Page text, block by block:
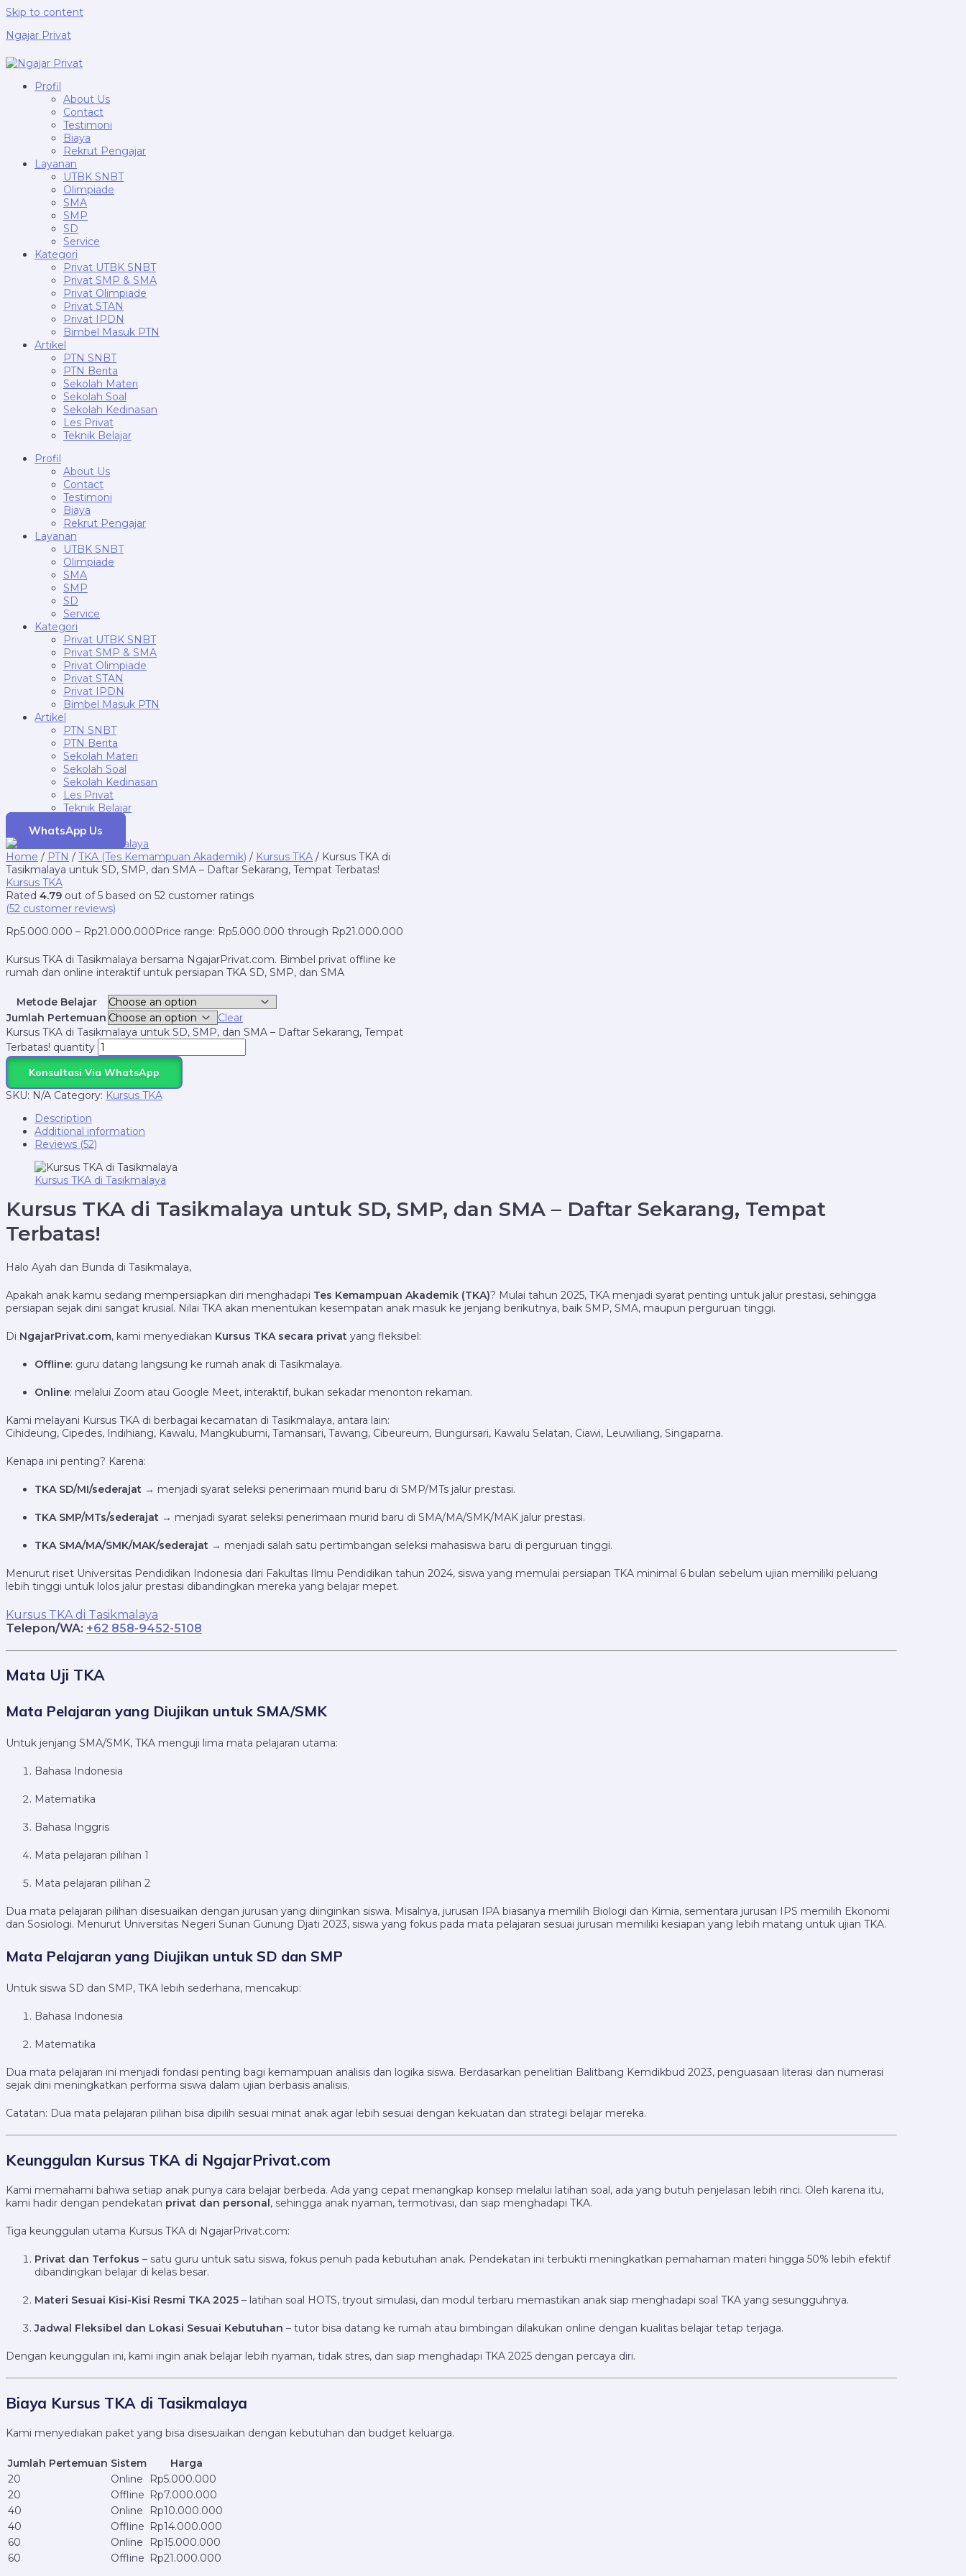
Skip to content
Ngajar Privat
Profil
About Us
Contact
Testimoni
Biaya
Rekrut Pengajar
Layanan
UTBK SNBT
Olimpiade
SMA
SMP
SD
Service
Kategori
Privat UTBK SNBT
Privat SMP & SMA
Privat Olimpiade
Privat STAN
Privat IPDN
Bimbel Masuk PTN
Artikel
PTN SNBT
PTN Berita
Sekolah Materi
Sekolah Soal
Sekolah Kedinasan
Les Privat
Teknik Belajar
Profil
About Us
Contact
Testimoni
Biaya
Rekrut Pengajar
Layanan
UTBK SNBT
Olimpiade
SMA
SMP
SD
Service
Kategori
Privat UTBK SNBT
Privat SMP & SMA
Privat Olimpiade
Privat STAN
Privat IPDN
Bimbel Masuk PTN
Artikel
PTN SNBT
PTN Berita
Sekolah Materi
Sekolah Soal
Sekolah Kedinasan
Les Privat
Teknik Belajar
WhatsApp Us
Home / PTN / TKA (Tes Kemampuan Akademik) / Kursus TKA / Kursus TKA di
Tasikmalaya untuk SD, SMP, dan SMA – Daftar Sekarang, Tempat Terbatas!
Kursus TKA
Rated 4.79 out of 5 based on 52 customer ratings
(52 customer reviews)
Rp5.000.000 – Rp21.000.000Price range: Rp5.000.000 through Rp21.000.000
Kursus TKA di Tasikmalaya bersama NgajarPrivat.com. Bimbel privat offline ke
rumah dan online interaktif untuk persiapan TKA SD, SMP, dan SMA
Metode Belajar
Jumlah Pertemuan
Clear
Kursus TKA di Tasikmalaya untuk SD, SMP, dan SMA – Daftar Sekarang, Tempat
Terbatas! quantity
Konsultasi Via WhatsApp
SKU: N/A Category: Kursus TKA
Description
Additional information
Reviews (52)
Kursus TKA di Tasikmalaya
Kursus TKA di Tasikmalaya untuk SD, SMP, dan SMA – Daftar Sekarang, Tempat
Terbatas!
Halo Ayah dan Bunda di Tasikmalaya,
Apakah anak kamu sedang mempersiapkan diri menghadapi Tes Kemampuan Akademik (TKA)? Mulai tahun 2025, TKA menjadi syarat penting untuk jalur prestasi, sehingga
persiapan sejak dini sangat krusial. Nilai TKA akan menentukan kesempatan anak masuk ke jenjang berikutnya, baik SMP, SMA, maupun perguruan tinggi.
Di NgajarPrivat.com, kami menyediakan Kursus TKA secara privat yang fleksibel:
Offline: guru datang langsung ke rumah anak di Tasikmalaya.
Online: melalui Zoom atau Google Meet, interaktif, bukan sekadar menonton rekaman.
Kami melayani Kursus TKA di berbagai kecamatan di Tasikmalaya, antara lain:
Cihideung, Cipedes, Indihiang, Kawalu, Mangkubumi, Tamansari, Tawang, Cibeureum, Bungursari, Kawalu Selatan, Ciawi, Leuwiliang, Singaparna.
Kenapa ini penting? Karena:
TKA SD/MI/sederajat → menjadi syarat seleksi penerimaan murid baru di SMP/MTs jalur prestasi.
TKA SMP/MTs/sederajat → menjadi syarat seleksi penerimaan murid baru di SMA/MA/SMK/MAK jalur prestasi.
TKA SMA/MA/SMK/MAK/sederajat → menjadi salah satu pertimbangan seleksi mahasiswa baru di perguruan tinggi.
Menurut riset Universitas Pendidikan Indonesia dari Fakultas Ilmu Pendidikan tahun 2024, siswa yang memulai persiapan TKA minimal 6 bulan sebelum ujian memiliki peluang
lebih tinggi untuk lolos jalur prestasi dibandingkan mereka yang belajar mepet.
Kursus TKA di Tasikmalaya
Telepon/WA: +62 858-9452-5108
Mata Uji TKA
Mata Pelajaran yang Diujikan untuk SMA/SMK
Untuk jenjang SMA/SMK, TKA menguji lima mata pelajaran utama:
Bahasa Indonesia
Matematika
Bahasa Inggris
Mata pelajaran pilihan 1
Mata pelajaran pilihan 2
Dua mata pelajaran pilihan disesuaikan dengan jurusan yang diinginkan siswa. Misalnya, jurusan IPA biasanya memilih Biologi dan Kimia, sementara jurusan IPS memilih Ekonomi
dan Sosiologi. Menurut Universitas Negeri Sunan Gunung Djati 2023, siswa yang fokus pada mata pelajaran sesuai jurusan memiliki kesiapan yang lebih matang untuk ujian TKA.
Mata Pelajaran yang Diujikan untuk SD dan SMP
Untuk siswa SD dan SMP, TKA lebih sederhana, mencakup:
Bahasa Indonesia
Matematika
Dua mata pelajaran ini menjadi fondasi penting bagi kemampuan analisis dan logika siswa. Berdasarkan penelitian Balitbang Kemdikbud 2023, penguasaan literasi dan numerasi
sejak dini meningkatkan performa siswa dalam ujian berbasis analisis.
Catatan: Dua mata pelajaran pilihan bisa dipilih sesuai minat anak agar lebih sesuai dengan kekuatan dan strategi belajar mereka.
Keunggulan Kursus TKA di NgajarPrivat.com
Kami memahami bahwa setiap anak punya cara belajar berbeda. Ada yang cepat menangkap konsep melalui latihan soal, ada yang butuh penjelasan lebih rinci. Oleh karena itu,
kami hadir dengan pendekatan privat dan personal, sehingga anak nyaman, termotivasi, dan siap menghadapi TKA.
Tiga keunggulan utama Kursus TKA di NgajarPrivat.com:
Privat dan Terfokus – satu guru untuk satu siswa, fokus penuh pada kebutuhan anak. Pendekatan ini terbukti meningkatkan pemahaman materi hingga 50% lebih efektif
dibandingkan belajar di kelas besar.
Materi Sesuai Kisi-Kisi Resmi TKA 2025 – latihan soal HOTS, tryout simulasi, dan modul terbaru memastikan anak siap menghadapi soal TKA yang sesungguhnya.
Jadwal Fleksibel dan Lokasi Sesuai Kebutuhan – tutor bisa datang ke rumah atau bimbingan dilakukan online dengan kualitas belajar tetap terjaga.
Dengan keunggulan ini, kami ingin anak belajar lebih nyaman, tidak stres, dan siap menghadapi TKA 2025 dengan percaya diri.
Biaya Kursus TKA di Tasikmalaya
Kami menyediakan paket yang bisa disesuaikan dengan kebutuhan dan budget keluarga.
Jumlah Pertemuan Sistem
Harga
20
Online
Rp5.000.000
20
Offline Rp7.000.000
40
Online
Rp10.000.000
40
Offline Rp14.000.000
60
Online
Rp15.000.000
60
Offline Rp21.000.000